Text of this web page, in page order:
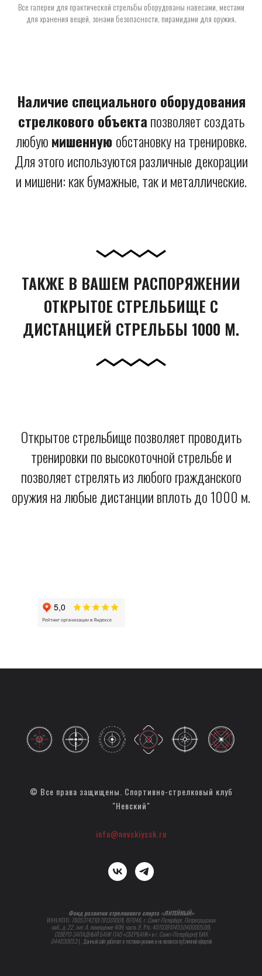
Все галереи для практической стрельбы оборудованы навесами, местами
для хранения вещей, зонами безопасности, пирамидами для оружия.
Наличие специального оборудования
стрелкового объектапозволяет создать
любуюмишеннуюобстановку на тренировке.
Для этого используются различные декорации
и мишени: как бумажные, так и металлические.
ТАКЖЕ В ВАШЕМ РАСПОРЯЖЕНИИ
ОТКРЫТОЕ СТРЕЛЬБИЩЕ С
ДИСТАНЦИЕЙ СТРЕЛЬБЫ 1000 М.
Открытое стрельбище позволяет проводить
тренировки по высокоточной стрельбе и
позволяет стрелять из любого гражданского
оружия на любые дистанции вплоть до 1000 м.
© Все права защищены. Спортивно-стрелковый клуб
"Невский"
info@nevskiyssk.ru
Фонд развития стрелкового спорта «ЛИТЕЙНЫЙ»
ИНН/КПП: 7805374210/781301001| 197046, г. Санкт-Петербург, Петроградская
наб., д. 22, лит. А, помещение 40Н, часть 9. Р/с: 40703810455040000506|
СЕВЕРО-ЗАПАДНЫЙ БАНК ПАО «СБЕРБАНК» в г. Санкт-Петербурге| БИК
044030653| . Данный сайт работает в тестовом режиме и не является публичной офертой